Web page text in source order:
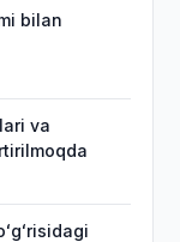
bilan
va